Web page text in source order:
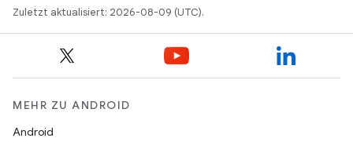
Zuletzt aktualisiert: 2026-08-09 (UTC).
MEHR ZU ANDROID
Android